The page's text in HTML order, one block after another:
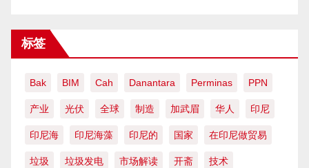
标签
Bak BIM Cah Danantara Perminas PPN
产业 光伏 全球 制造 加武眉 华人 印尼
印尼海 印尼海藻 印尼的 国家 在印尼做贸易
垃圾 垃圾发电 市场解读 开斋 技术